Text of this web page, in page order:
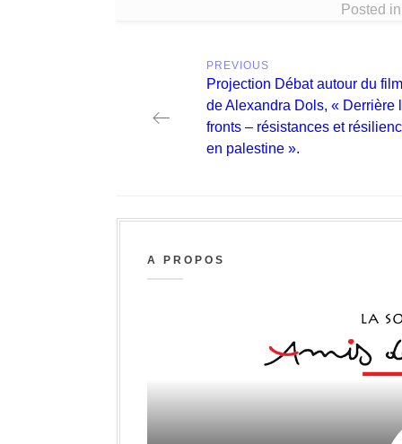
Posted
navigation
PREVIOUS
Previous
post:
Projection Débat autour du film
de Alexandra Dols, « Derrière
fronts – résistances et
en palestine ».
A PROPOS